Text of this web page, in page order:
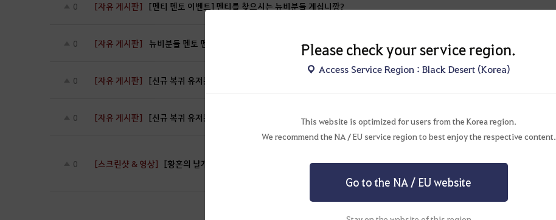
Please check your service region.
Access Service Region : Black Desert (Korea)
This website is optimized for users from the Korea region.
We recommend the NA / EU service region to best enjoy the respective content.
Go to the NA / EU website
[자유 게시판] [멘티 멘토 이벤트] 멘티를 찾으시는 뉴비분들 계십니깡?
0
[자유 게시판] 뉴비분들 멘토 멘티 이벤트 쿠폰 쓰시고 보상받으셔요~
0
[자유 게시판] [신규 복귀 유저분] 멘티 멘토 이벤트 보상 받으셔요~
0
[자유 게시판] [신규 복귀 유저분] 멘티 멘토 이벤트 보상 받으셔요~
0
[스크린샷 & 영상] [황혼의 날개] 찰흙사막
0